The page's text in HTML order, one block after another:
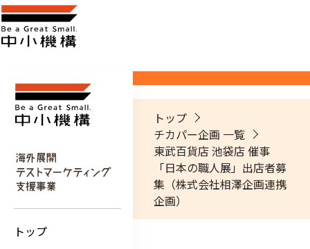
トップ
トップ
チカパー企画 一覧
東武百貨店 池袋店 催事
「日本の職人展」出店者募
集（株式会社相澤企画連携
企画）